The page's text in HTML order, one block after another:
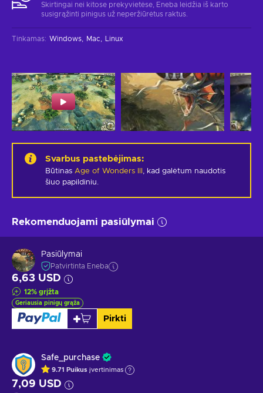
Skirtingai nei kitose prekyvietėse, Eneba leidžia iš karto
susigrąžinti pinigus už neperžiūrėtus raktus.
Tinkamas: Windows Mac Linux
Svarbus pastebėjimas:
Būtinas Age of Wonders III
, kad galėtum naudotis
šiuo papildiniu.
Rekomenduojami pasiūlymai
Pasiūlymai
Patvirtinta Eneba
6,63 USD
12% grįžta
Geriausia pinigų grąža
Pirkti
Safe_purchase
9.71 Puikus įvertinimas
7,09 USD